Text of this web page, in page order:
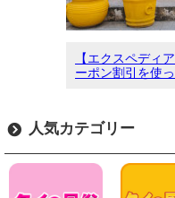
【エクスペディ
ーポン割引を使
人気カテゴリー